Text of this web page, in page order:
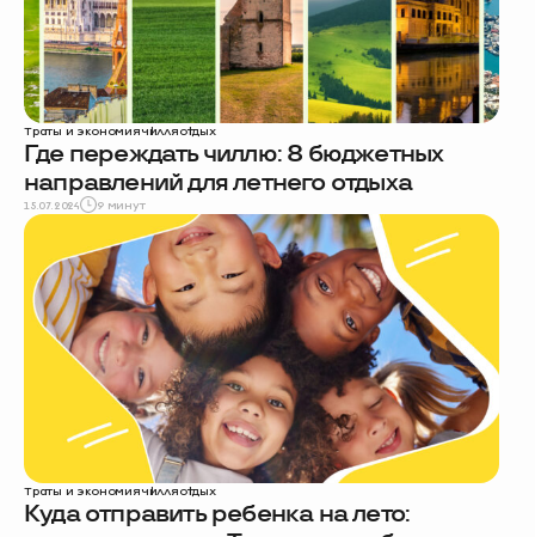
Траты и экономиячилляотдых
Где переждать чиллю: 8 бюджетных
направлений для летнего отдыха
15.07.2024 9 минут
Траты и экономиячилляотдых
Куда отправить ребенка на лето: